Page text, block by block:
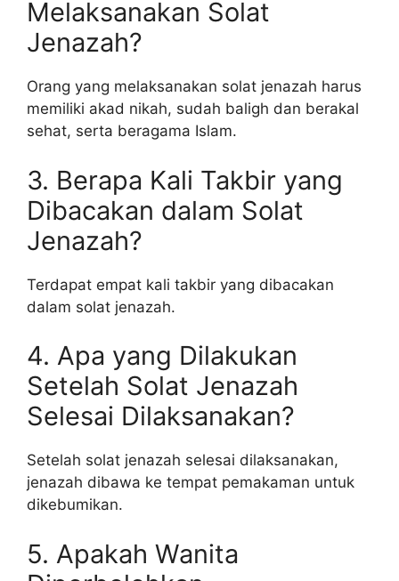
Melaksanakan Solat
Jenazah?
Orang yang melaksanakan solat jenazah harus
memiliki akad nikah, sudah baligh dan berakal
sehat, serta beragama Islam.
3. Berapa Kali Takbir yang
Dibacakan dalam Solat
Jenazah?
Terdapat empat kali takbir yang dibacakan
dalam solat jenazah.
4. Apa yang Dilakukan
Setelah Solat Jenazah
Selesai Dilaksanakan?
Setelah solat jenazah selesai dilaksanakan,
jenazah dibawa ke tempat pemakaman untuk
dikebumikan.
5. Apakah Wanita